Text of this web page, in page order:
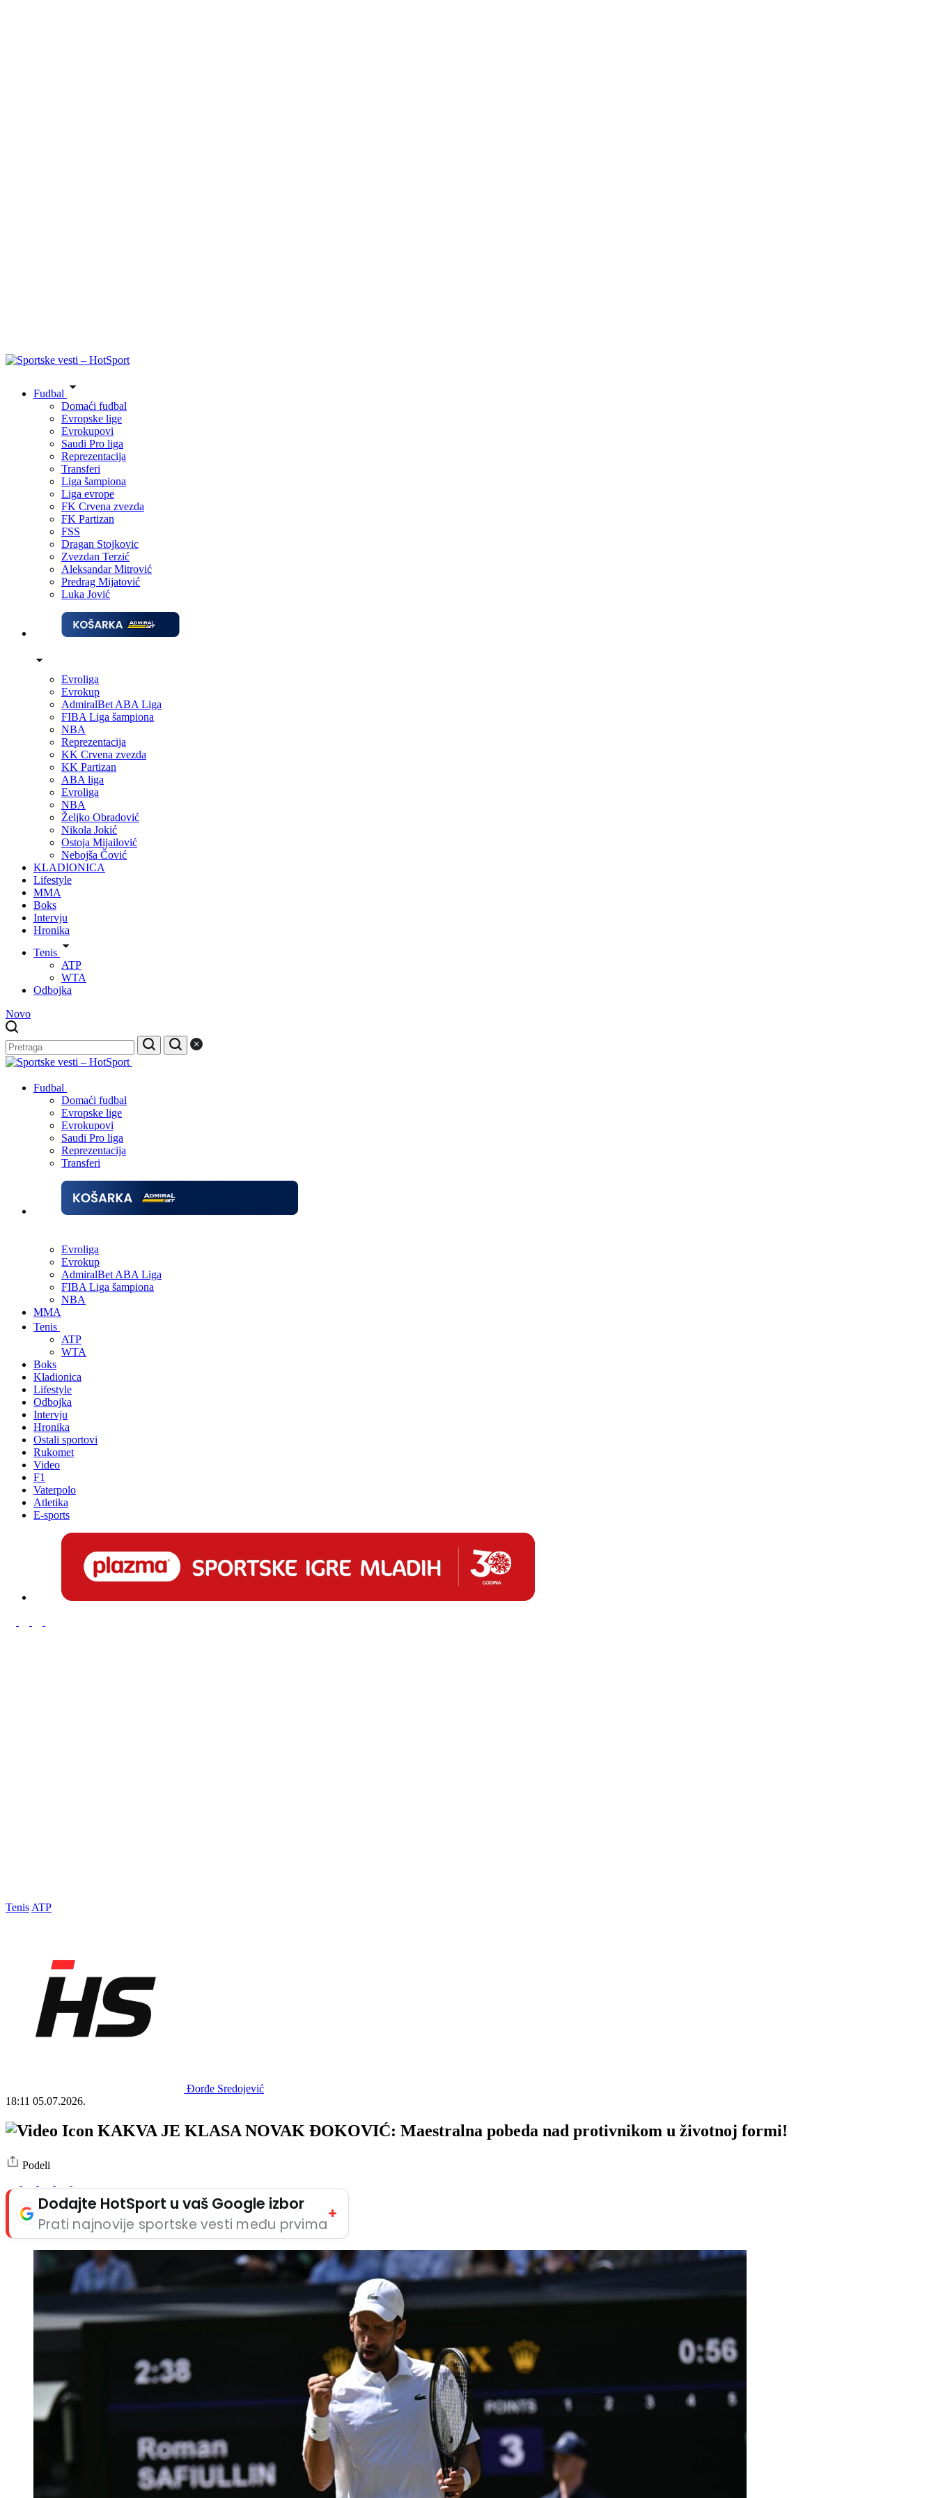
Fudbal
Domaći fudbal
Evropske lige
Evrokupovi
Saudi Pro liga
Reprezentacija
Transferi
Liga šampiona
Liga evrope
FK Crvena zvezda
FK Partizan
FSS
Dragan Stojkovic
Zvezdan Terzić
Aleksandar Mitrović
Predrag Mijatović
Luka Jović
Evroliga
Evrokup
AdmiralBet ABA Liga
FIBA Liga šampiona
NBA
Reprezentacija
KK Crvena zvezda
KK Partizan
ABA liga
Evroliga
NBA
Željko Obradović
Nikola Jokić
Ostoja Mijailović
Nebojša Čović
KLADIONICA
Lifestyle
MMA
Boks
Intervju
Hronika
Tenis
ATP
WTA
Odbojka
Novo
Fudbal
Domaći fudbal
Evropske lige
Evrokupovi
Saudi Pro liga
Reprezentacija
Transferi
Evroliga
Evrokup
AdmiralBet ABA Liga
FIBA Liga šampiona
NBA
MMA
Tenis
ATP
WTA
Boks
Kladionica
Lifestyle
Odbojka
Intervju
Hronika
Ostali sportovi
Rukomet
Video
F1
Vaterpolo
Atletika
E-sports
Tenis ATP
Đorđe Sredojević
18:11 05.07.2026.
KAKVA JE KLASA NOVAK ĐOKOVIĆ: Maestralna pobeda nad protivnikom u životnoj formi!
Podeli
Dodajte HotSport u vaš Google izbor
Prati najnovije sportske vesti među prvima
+